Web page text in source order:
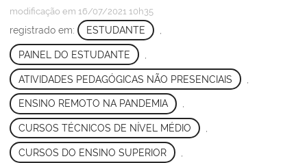
modificação em 16/07/2021 10h35
registrado em: ESTUDANTE
PAINEL DO ESTUDANTE
ATIVIDADES PEDAGÓGICAS NÃO PRESENCIAIS
ENSINO REMOTO NA PANDEMIA ,
CURSOS TÉCNICOS DE NÍVEL MÉDIO
CURSOS DO ENSINO SUPERIOR